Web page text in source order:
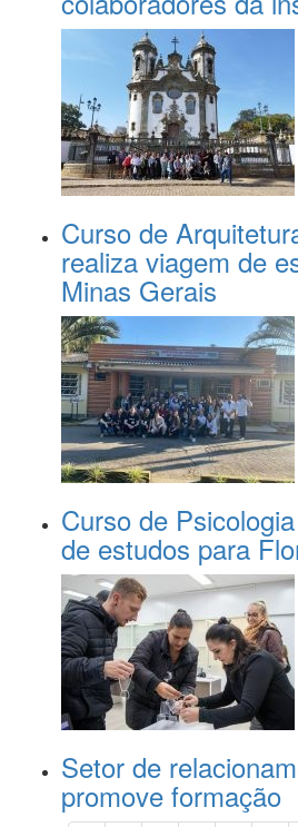
Curso de
realiza viagem de
Minas Gerais
Curso de
de estudos para
Setor de
promove formação